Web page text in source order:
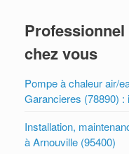
chez vous
Pompe à chaleur air/
Garancieres (78890) :
Installation,
à Arnouville (95400)